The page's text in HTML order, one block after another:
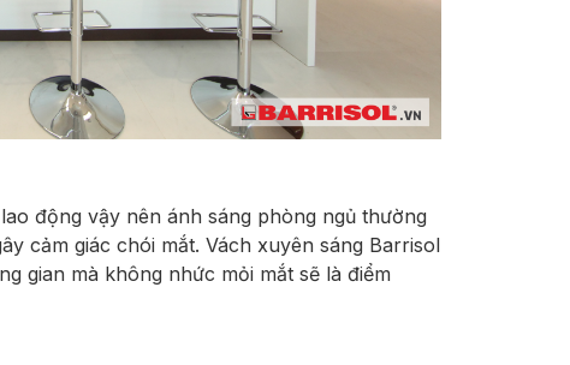
động vậy nên ánh sáng phòng ngủ thường
cảm giác chói mắt. Vách xuyên sáng Barrisol
gian mà không nhức mỏi mắt sẽ là điểm